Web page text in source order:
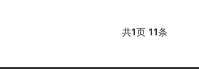
共1页 11条